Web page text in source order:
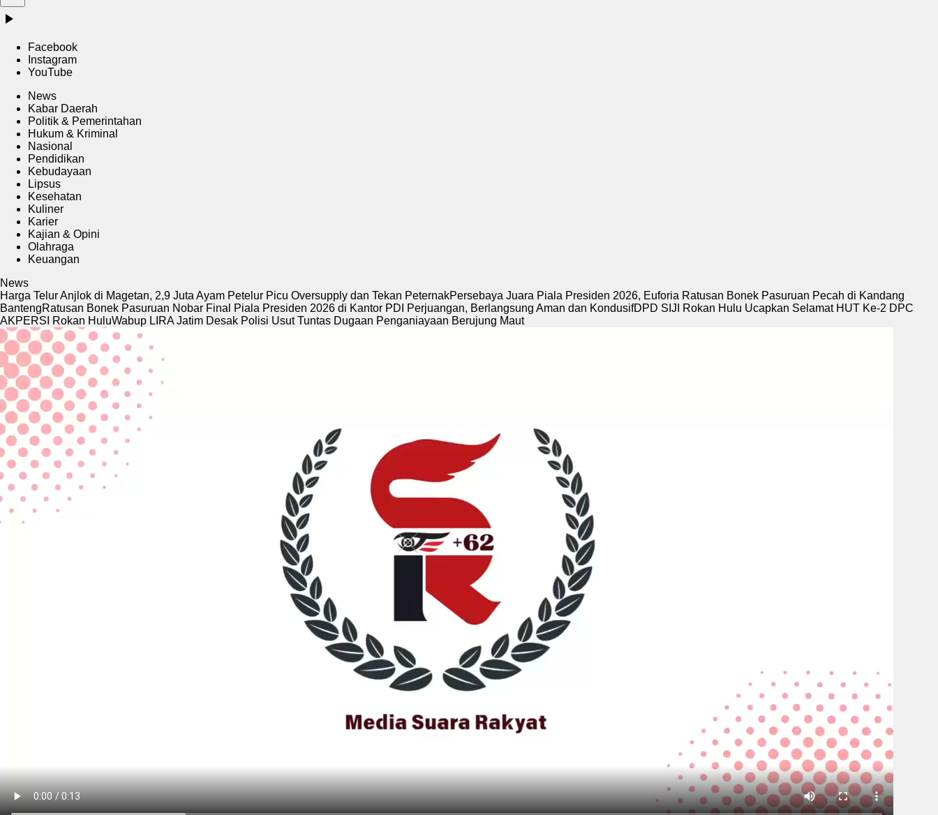
Facebook
Instagram
YouTube
News
Kabar Daerah
Politik & Pemerintahan
Hukum & Kriminal
Nasional
Pendidikan
Kebudayaan
Lipsus
Kesehatan
Kuliner
Karier
Kajian & Opini
Olahraga
Keuangan
News
Harga Telur Anjlok di Magetan, 2,9 Juta Ayam Petelur Picu Oversupply dan Tekan PeternakPersebaya Juara Piala Presiden 2026, Euforia Ratusan Bonek Pasuruan Pecah di Kandang
BantengRatusan Bonek Pasuruan Nobar Final Piala Presiden 2026 di Kantor PDI Perjuangan, Berlangsung Aman dan KondusifDPD SIJI Rokan Hulu Ucapkan Selamat HUT Ke-2 DPC
AKPERSI Rokan HuluWabup LIRA Jatim Desak Polisi Usut Tuntas Dugaan Penganiayaan Berujung Maut